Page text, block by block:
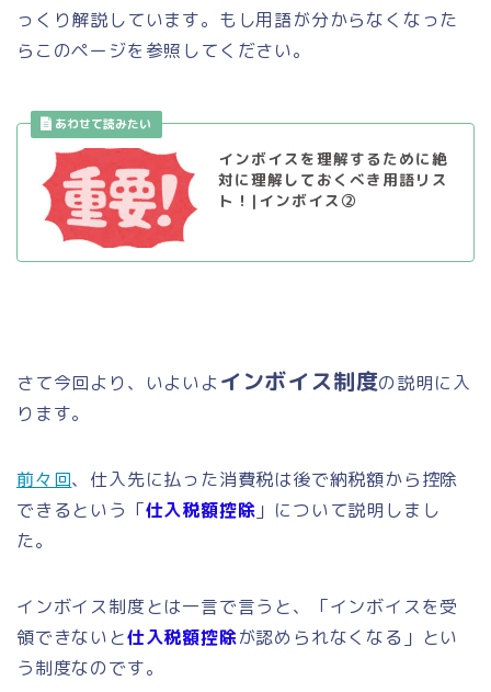
っくり解説しています。もし用語が分からなくなった
らこのページを参照してください。
インボイスを理解するために絶
対に理解しておくべき用語リス
ト！|インボイス②
さて今回より、いよいよ インボイス制度の説明に入
ります。
前々回、仕入先に払った消費税は後で納税額から控除
できるという「仕入税額控除 」について説明しまし
た。
インボイス制度とは一言で言うと、「インボイスを受
領できないと仕入税額控除が認められなくなる」とい
う制度なのです。